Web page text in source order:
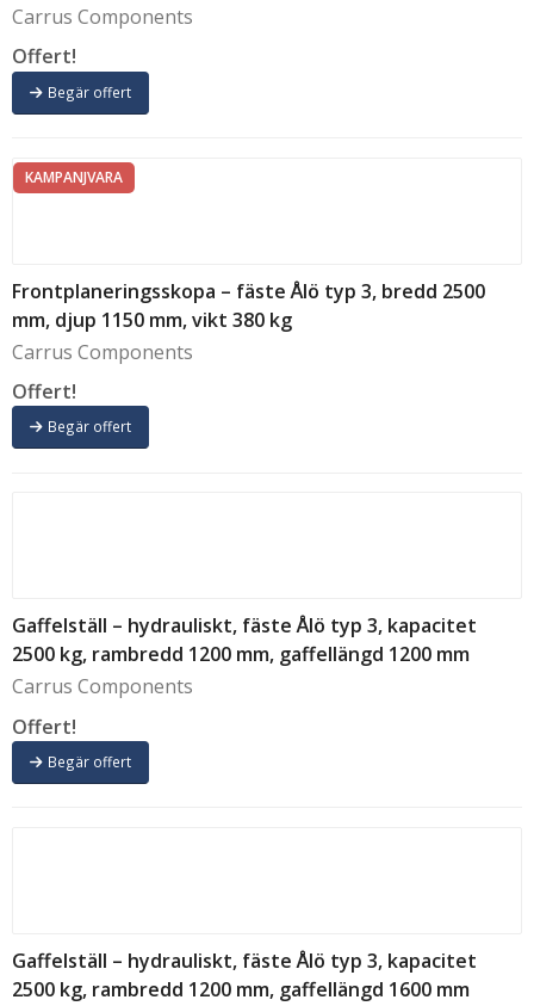
Carrus Components
Offert!
Begär offert
KAMPANJVARA
Frontplaneringsskopa – fäste Ålö typ 3, bredd 2500
mm, djup 1150 mm, vikt 380 kg
Carrus Components
Offert!
Begär offert
Gaffelställ – hydrauliskt, fäste Ålö typ 3, kapacitet
2500 kg, rambredd 1200 mm, gaffellängd 1200 mm
Carrus Components
Offert!
Begär offert
Gaffelställ – hydrauliskt, fäste Ålö typ 3, kapacitet
2500 kg, rambredd 1200 mm, gaffellängd 1600 mm